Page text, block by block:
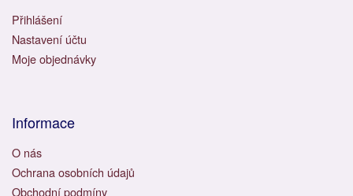
Přihlášení
Nastavení účtu
Moje objednávky
Informace
O nás
Ochrana osobních údajů
Obchodní podmíny